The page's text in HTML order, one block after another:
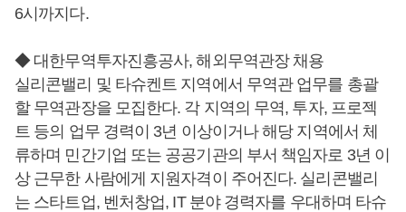
6시까지다.
◆ 대한무역투자진흥공사, 해외무역관장 채용
실리콘밸리 및 타슈켄트 지역에서 무역관 업무를 총괄
할 무역관장을 모집한다. 각 지역의 무역, 투자, 프로젝
트 등의 업무 경력이 3년 이상이거나 해당 지역에서 체
류하며 민간기업 또는 공공기관의 부서 책임자로 3년 이
상 근무한 사람에게 지원자격이 주어진다. 실리콘밸리
는 스타트업, 벤처창업, IT 분야 경력자를 우대하며 타슈